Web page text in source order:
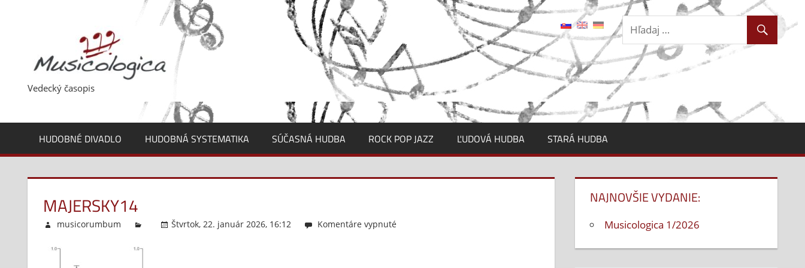
Vedecký časopis
HUDOBNÉ DIVADLO HUDOBNÁ SYSTEMATIKA SÚČASNÁ HUDBA ROCK POP JAZZ ĽUDOVÁ HUDBA STARÁ HUDBA
MAJERSKY14
musicorumbum Štvrtok, 22. január 2026, 16:12 Komentáre vypnuté
NAJNOVŠIE VYDANIE:
Musicologica 1/2026